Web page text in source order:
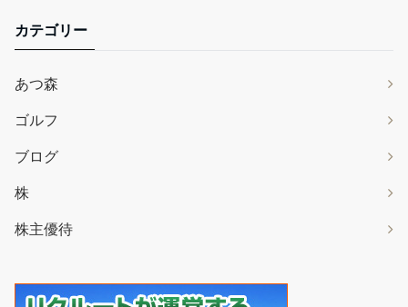
カテゴリー
あつ森
ゴルフ
ブログ
株
株主優待